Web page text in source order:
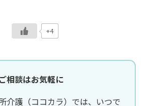
+4
相談はお気軽に
介護（ココカラ）では、いつで